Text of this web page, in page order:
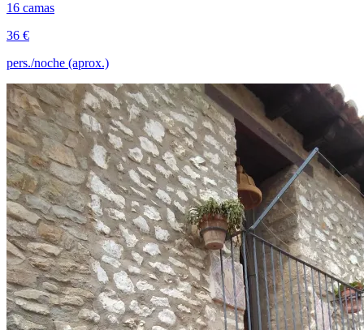
16 camas
36 €
pers./noche (aprox.)